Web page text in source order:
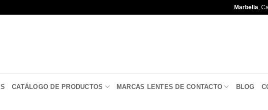
Marbella ,
CATÁLOGO DE PRODUCTOS MARCAS LENTES DE CONTACTO BLOG